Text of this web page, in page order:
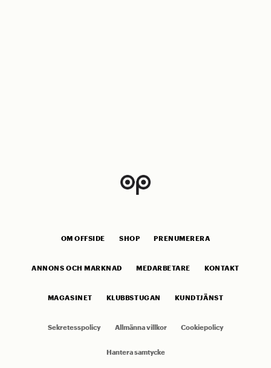
OM OFFSIDE SHOP PRENUMERERA
ANNONS OCH MARKNAD MEDARBETARE KONTAKT
MAGASINET KLUBBSTUGAN KUNDTJÄNST
Sekretesspolicy Allmänna villkor Cookiepolicy
Hantera samtycke